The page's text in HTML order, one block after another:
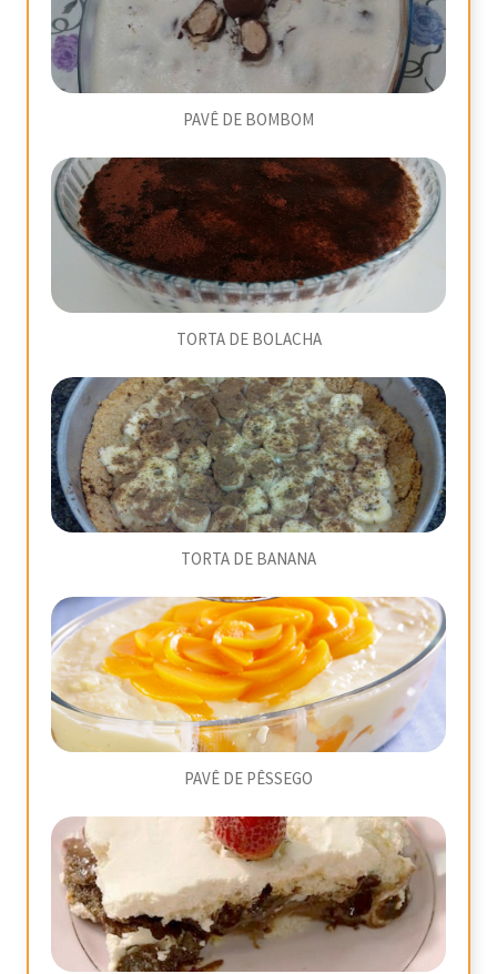
PAVÊ DE BOMBOM
TORTA DE BOLACHA
TORTA DE BANANA
PAVÊ DE PÊSSEGO